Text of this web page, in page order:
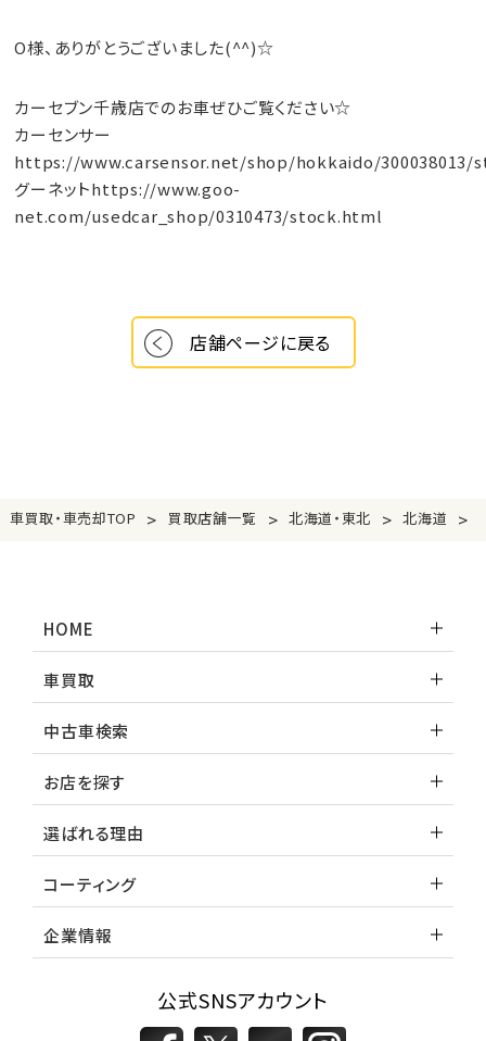
O様、ありがとうございました(^^)☆
カーセブン千歳店でのお車ぜひご覧ください☆
カーセンサー
https://www.carsensor.net/shop/hokkaido/
グーネットhttps://www.goo-
net.com/usedcar_shop/0310473/stock.html
店舗ページに戻る
車買取・車売却TOP > 買取店舗一覧 > 北海道・東北 > 北海道 >
HOME
車買取
中古車検索
お店を探す
選ばれる理由
コーティング
企業情報
公式SNSアカウント